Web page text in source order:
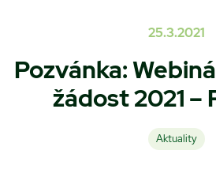
25.3.2021
Pozvánka:
žádost 2021 –
Aktuality